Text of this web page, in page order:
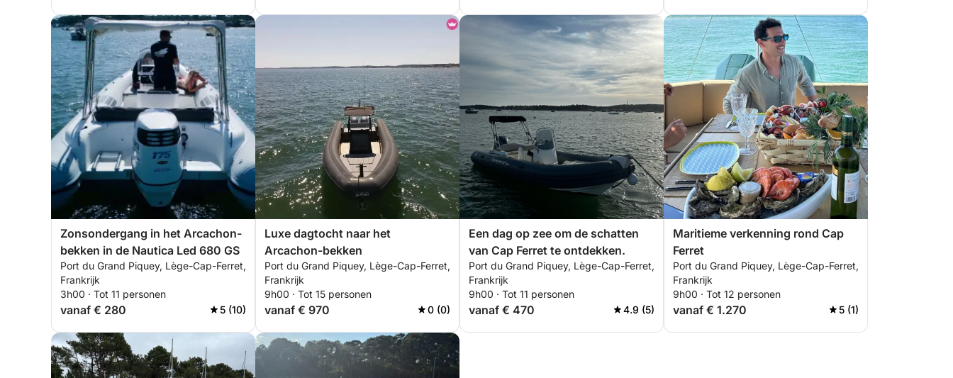
Zonsondergang in het Arcachon-
bekken in de Nautica Led 680 GS
Port du Grand Piquey, Lège-Cap-Ferret,
Frankrijk
3h00 · Tot 11 personen
vanaf € 280 5 (10)
Luxe dagtocht naar het
Arcachon-bekken
Port du Grand Piquey, Lège-Cap-Ferret,
Frankrijk
9h00 · Tot 15 personen
vanaf € 970 0 (0)
Een dag op zee om de schatten
van Cap Ferret te ontdekken.
Port du Grand Piquey, Lège-Cap-Ferret,
Frankrijk
9h00 · Tot 11 personen
vanaf € 470 4.9 (5)
Maritieme verkenning rond Cap
Ferret
Port du Grand Piquey, Lège-Cap-Ferret,
Frankrijk
9h00 · Tot 12 personen
vanaf € 1.270 5 (1)